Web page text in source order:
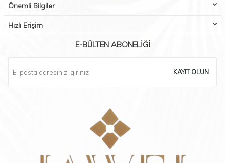
Önemli Bilgiler
Hızlı Erişim
E-BÜLTEN ABONELIĞI
KAYIT OLUN